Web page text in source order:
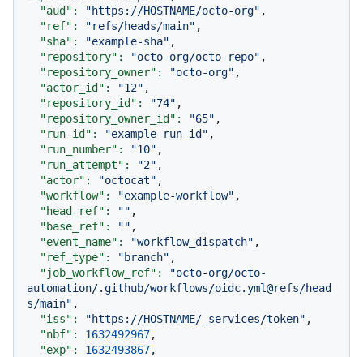
"aud":
"https://HOSTNAME/octo-org" ,
"ref":
"refs/heads/main" ,
"sha":
"example-sha" ,
"repository":
"octo-org/octo-repo" ,
"repository_owner":
"octo-org" ,
"actor_id":
"12" ,
"repository_id":
"74" ,
"repository_owner_id":
"65" ,
"run_id":
"example-run-id" ,
"run_number":
"10" ,
"run_attempt":
"2" ,
"actor":
"octocat" ,
"workflow":
"example-workflow" ,
"head_ref":
"" ,
"base_ref":
"" ,
"event_name":
"workflow_dispatch" ,
"ref_type":
"branch" ,
"job_workflow_ref":
"octo-org/octo-
automation/.github/workflows/oidc.yml@refs/head
s/main" ,
"iss":
"https://HOSTNAME/_services/token" ,
"nbf":
1632492967,
"exp":
1632493867,